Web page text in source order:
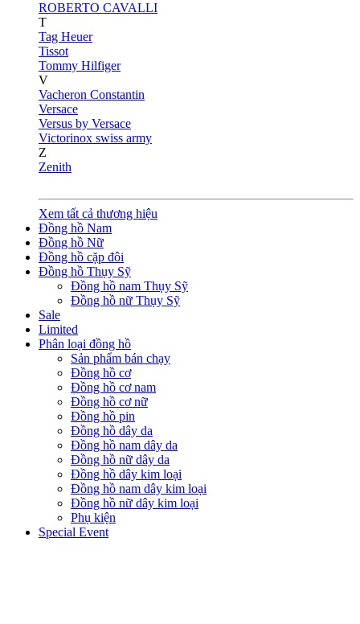
ROBERTO CAVALLI
T
Tag Heuer
Tissot
Tommy Hilfiger
V
Vacheron Constantin
Versace
Versus by Versace
Victorinox swiss army
Z
Zenith
Xem tất cả thương hiệu
Đồng hồ Nam
Đồng hồ Nữ
Đồng hồ cặp đôi
Đồng hồ Thụy Sỹ
Đồng hồ nam Thụy Sỹ
Đồng hồ nữ Thụy Sỹ
Sale
Limited
Phân loại đồng hồ
Sản phẩm bán chạy
Đồng hồ cơ
Đồng hồ cơ nam
Đồng hồ cơ nữ
Đồng hồ pin
Đồng hồ dây da
Đồng hồ nam dây da
Đồng hồ nữ dây da
Đồng hồ dây kim loại
Đồng hồ nam dây kim loại
Đồng hồ nữ dây kim loại
Phụ kiện
Special Event